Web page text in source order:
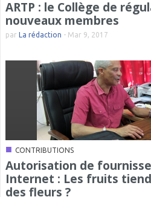
ARTP : le Collège de
nouveaux membres
par La rédaction - Mar 9, 2017
■ CONTRIBUTIONS
Autorisation de
Internet : Les fruits
des fleurs ?